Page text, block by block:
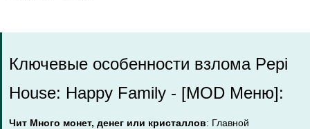
Ключевые особенности взлома Pepi
House: Happy Family - [MOD Меню]:
Чит Много монет, денег или кристаллов: Главной